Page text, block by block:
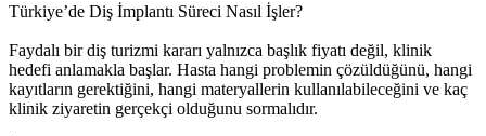
Türkiye’de Diş İmplantı Süreci Nasıl İşler?
Faydalı bir diş turizmi kararı yalnızca başlık fiyatı değil, klinik
hedefi anlamakla başlar. Hasta hangi problemin çözüldüğünü, hangi
kayıtların gerektiğini, hangi materyallerin kullanılabileceğini ve kaç
klinik ziyaretin gerçekçi olduğunu sormalıdır.